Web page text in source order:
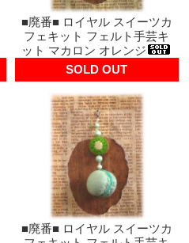
■廃番■ ロイヤル スイーツカ
フェキット フェルト手芸キ
ット マカロン オレンジ
SOLD OUT
■廃番■ ロイヤル スイーツカ